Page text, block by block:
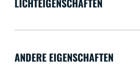
ANDERE EIGENSCHAFTEN